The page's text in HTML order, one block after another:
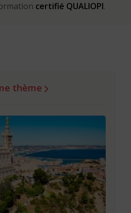
certifié QUALIOPI.
thème